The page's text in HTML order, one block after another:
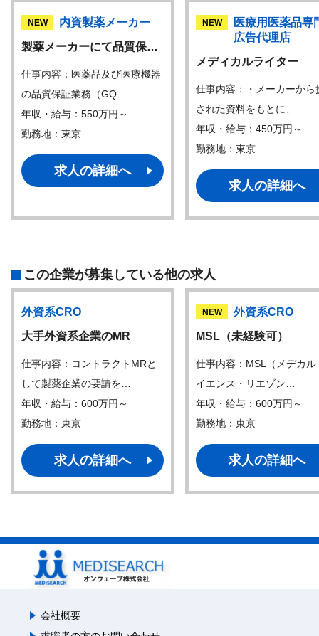
NEW
内資製薬メーカー
製薬メーカーにて品質保…
仕事内容：医薬品及び医療機器
の品質保証業務（GQ…
年収・給与：550万円～
勤務地：東京
求人の詳細へ
NEW
医療用医薬品専
広告代理店
メディカルライター
仕事内容：・メーカーから
された資料をもとに、…
年収・給与：450万円～
勤務地：東京
求人の詳細へ
この企業が募集している他の求人
外資系CRO
大手外資系企業のMR
仕事内容：コントラクトMRと
して製薬企業の要請を…
年収・給与：600万円～
勤務地：東京
求人の詳細へ
NEW
外資系CRO
MSL（未経験可）
仕事内容：MSL（メデカル
イエンス・リエゾン…
年収・給与：600万円～
勤務地：東京
求人の詳細へ
会社概要